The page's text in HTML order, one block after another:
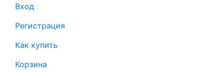
Вход
Регистрация
Как купить
Корзина